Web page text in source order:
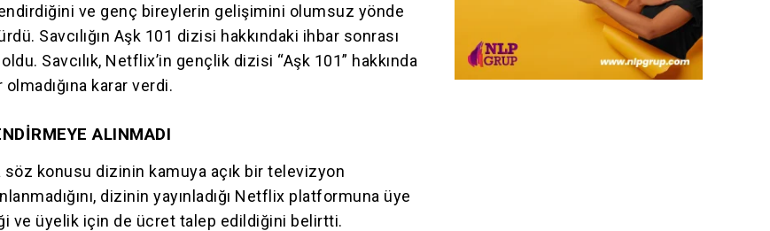
ve genç bireylerin gelişimini olumsuz yönde
Savcılığın Aşk 101 dizisi hakkındaki ihbar sonrası
Savcılık, Netflix’in gençlik dizisi “Aşk 101” hakkında
karar verdi.
ALINMADI
söz konusu dizinin kamuya açık bir televizyon
dizinin yayınladığı Netflix platformuna üye
ve üyelik için de ücret talep edildiğini belirtti.